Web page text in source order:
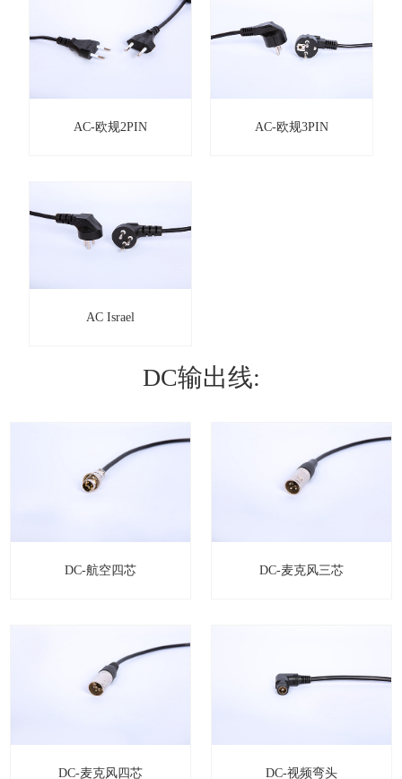
AC-欧规2PIN AC-欧规3PIN
AC Israel
DC输出线:
DC-航空四芯 DC-麦克风三芯
DC-麦克风四芯 DC-视频弯头